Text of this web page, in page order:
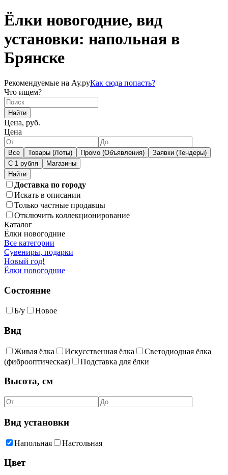
Ёлки новогодние, вид
установки: напольная в
Брянске
Рекомендуемые на Ау.руКак сюда попасть?
Что ищем?
Найти
Цена, руб.
Цена
Все Товары (Лоты) Промо (Объявления)
Заявки (Тендеры)
С 1 рубля
Магазины
Доставка по городу
Искать в описании
Только частные продавцы
Отключить коллекционирование
Каталог
Ёлки новогодние
Все категории
Сувениры, подарки
Новый год!
Ёлки новогодние
Состояние
Б/у Новое
Вид
Живая ёлка Искусственная ёлка
Светодиодная ёлка
(фиброоптическая)
Подставка для ёлки
Высота, см
Вид установки
Напольная Настольная
Цвет